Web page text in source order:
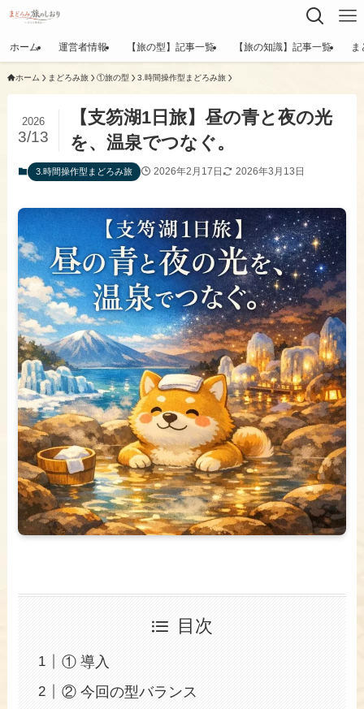
ホーム 運営者情報 【旅の型】記事一覧 【旅の知識】記事一覧 ま
ホーム まどろみ旅 ①旅の型 3.時間操作型まどろみ旅
【支笏湖1日旅】昼の青と夜の光
を、温泉でつなぐ。
2026
3/13
3.時間操作型まどろみ旅 2026年2月17日 2026年3月13日
目次
① 導入
② 今回の型バランス